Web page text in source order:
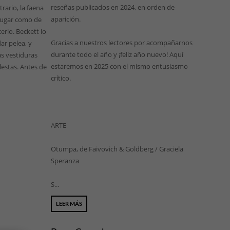
la faena
como de
Beckett lo
pelea, y
vestiduras
Antes de
reseñas publicados en 2024, en orden de
aparición.
Gracias a nuestros lectores por acompañarnos
durante todo el año y ¡feliz año nuevo! Aquí
estaremos en 2025 con el mismo entusiasmo
crítico.
ARTE
Otumpa, de Faivovich & Goldberg / Graciela
Speranza
S...
LEER MÁS